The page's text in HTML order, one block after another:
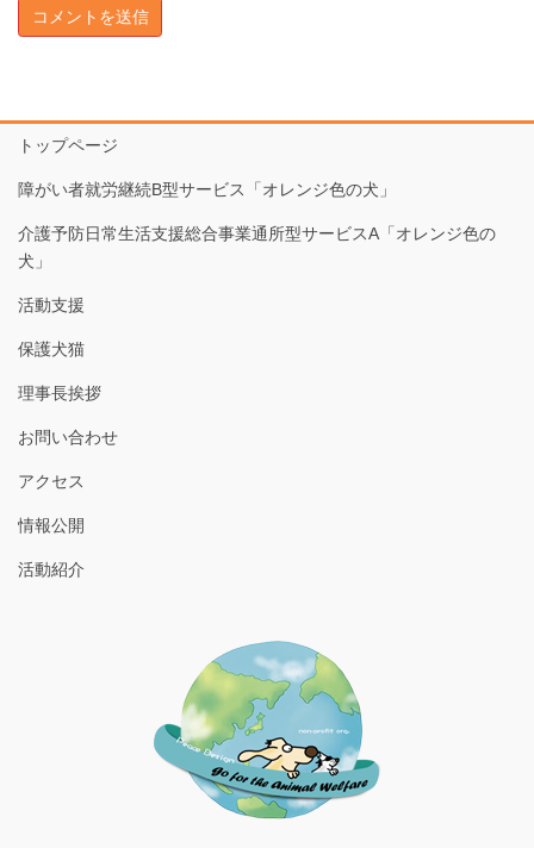
トップページ
障がい者就労継続B型サービス「オレンジ色の犬」
介護予防日常生活支援総合事業通所型サービスA「オレンジ色の
犬」
活動支援
保護犬猫
理事長挨拶
お問い合わせ
アクセス
情報公開
活動紹介